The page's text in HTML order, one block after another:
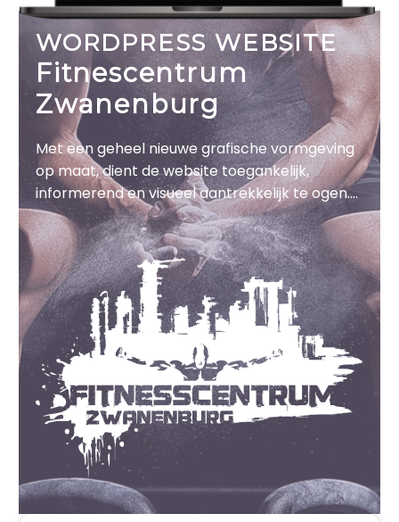
WORDPRESS WEBSITE
Fitnescentrum
Zwanenburg
Met een geheel nieuwe grafische vormgeving
op maat, dient de website toegankelijk,
informerend en visueel aantrekkelijk te ogen.
De website is voorzien van een openbare
agenda en diverse landingpagina’s die de
diensten / faciliteiten communiceert.